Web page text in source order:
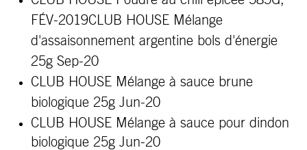
FÉV-2019CLUB HOUSE Mélange
d'assaisonnement argentine bols d'énergie
25g Sep-20
CLUB HOUSE Mélange à sauce brune
biologique 25g Jun-20
CLUB HOUSE Mélange à sauce pour dindon
biologique 25g Jun-20